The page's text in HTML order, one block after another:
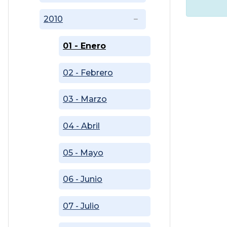
2010
01 - Enero
02 - Febrero
03 - Marzo
04 - Abril
05 - Mayo
06 - Junio
07 - Julio